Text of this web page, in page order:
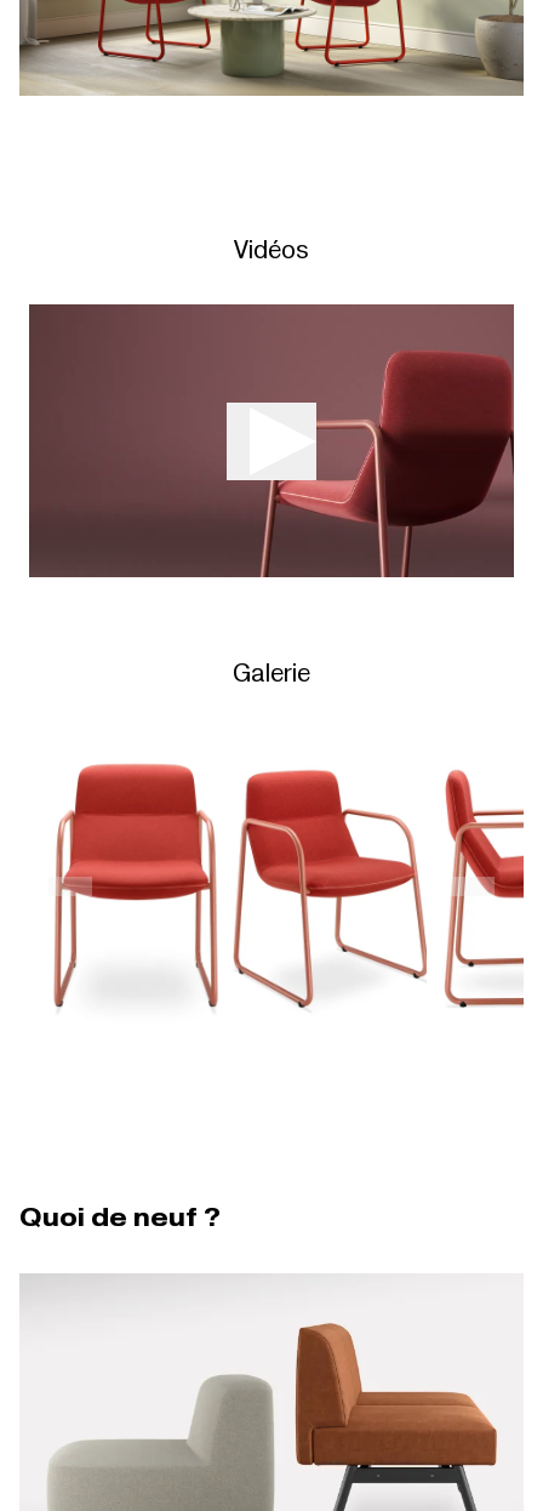
Vidéos
Galerie
Quoi de neuf ?